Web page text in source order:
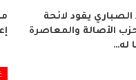
يقود لائحة
الأصالة والمعاصرة
له…